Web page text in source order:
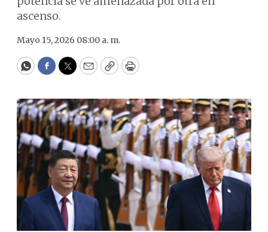
ascenso.
Mayo 15, 2026 08:00 a. m.
WhatsApp
Facebook
Twitter
EmailCopyPrint